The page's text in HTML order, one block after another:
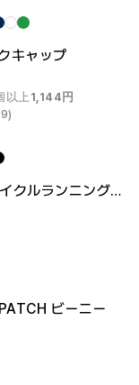
1個
キャップ
以上1,144円
軽量リサイクルランニングキャップ
ビーニー
レビューBEST
デイリーTシャツ
スウェットシャツ&
パンツ
&チューブトップ